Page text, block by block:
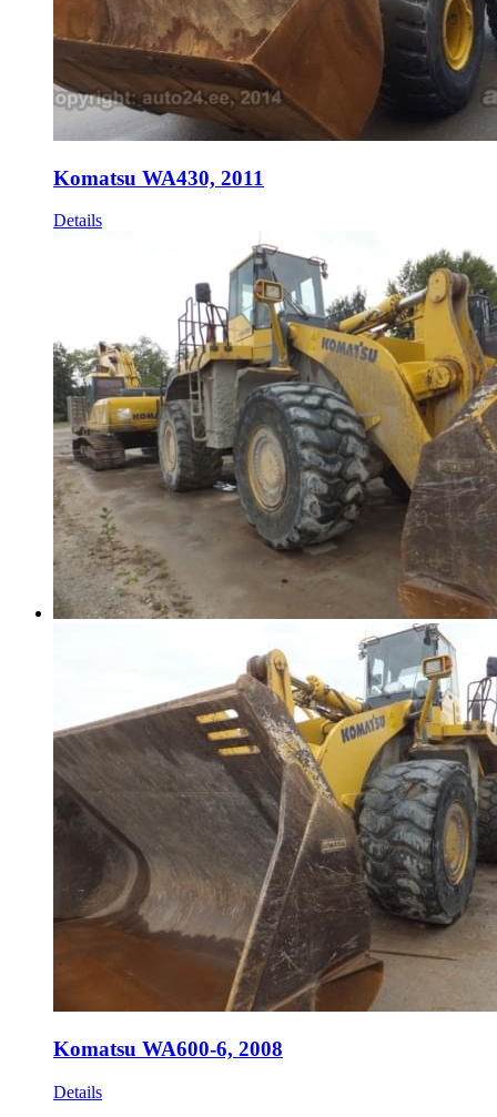
Komatsu WA430, 2011
Details
Komatsu WA600-6, 2008
Details